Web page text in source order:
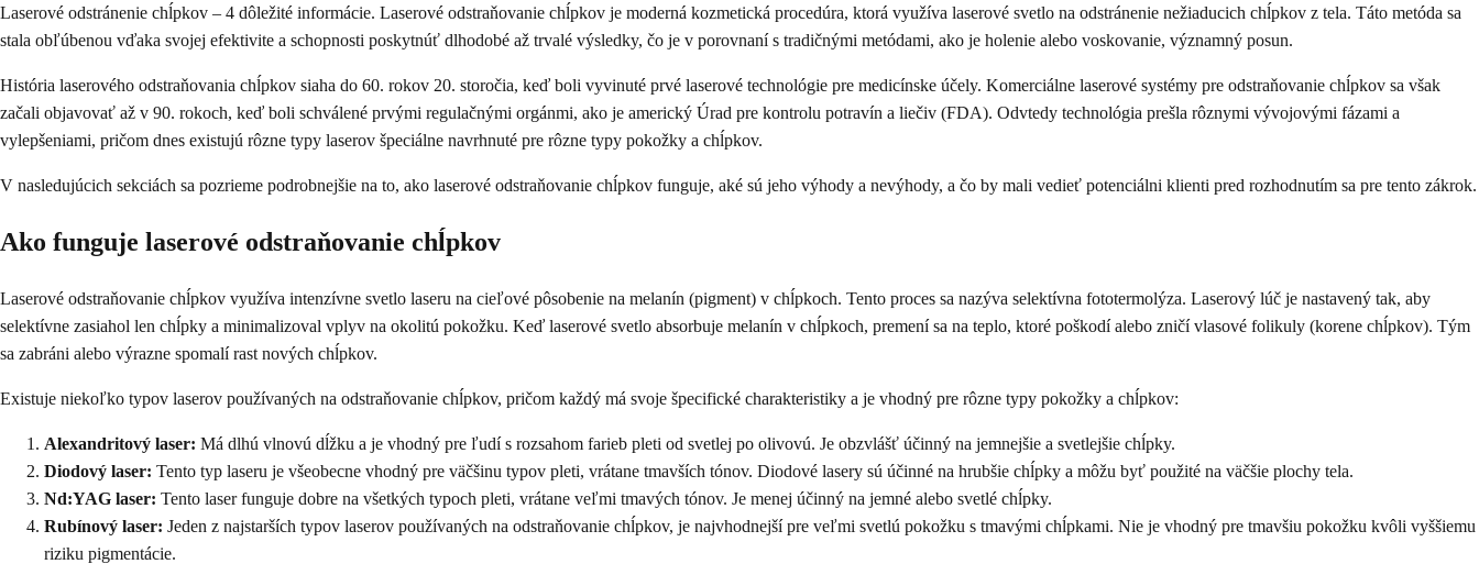
Laserové odstránenie chĺpkov – 4 dôležité informácie. Laserové odstraňovanie chĺpkov je moderná kozmetická procedúra, ktorá využíva laserové svetlo na odstránenie nežiaducich chĺpkov z tela. Táto metóda sa
stala obľúbenou vďaka svojej efektivite a schopnosti poskytnúť dlhodobé až trvalé výsledky, čo je v porovnaní s tradičnými metódami, ako je holenie alebo voskovanie, významný posun.
História laserového odstraňovania chĺpkov siaha do 60. rokov 20. storočia, keď boli vyvinuté prvé laserové technológie pre medicínske účely. Komerciálne laserové systémy pre odstraňovanie chĺpkov sa však
začali objavovať až v 90. rokoch, keď boli schválené prvými regulačnými orgánmi, ako je americký Úrad pre kontrolu potravín a liečiv (FDA). Odvtedy technológia prešla rôznymi vývojovými fázami a
vylepšeniami, pričom dnes existujú rôzne typy laserov špeciálne navrhnuté pre rôzne typy pokožky a chĺpkov.
V nasledujúcich sekciách sa pozrieme podrobnejšie na to, ako laserové odstraňovanie chĺpkov funguje, aké sú jeho výhody a nevýhody, a čo by mali vedieť potenciálni klienti pred rozhodnutím sa pre tento zákrok.
Ako funguje laserové odstraňovanie chĺpkov
Laserové odstraňovanie chĺpkov využíva intenzívne svetlo laseru na cieľové pôsobenie na melanín (pigment) v chĺpkoch. Tento proces sa nazýva selektívna fototermolýza. Laserový lúč je nastavený tak, aby
selektívne zasiahol len chĺpky a minimalizoval vplyv na okolitú pokožku. Keď laserové svetlo absorbuje melanín v chĺpkoch, premení sa na teplo, ktoré poškodí alebo zničí vlasové folikuly (korene chĺpkov). Tým
sa zabráni alebo výrazne spomalí rast nových chĺpkov.
Existuje niekoľko typov laserov používaných na odstraňovanie chĺpkov, pričom každý má svoje špecifické charakteristiky a je vhodný pre rôzne typy pokožky a chĺpkov:
Alexandritový laser: Má dlhú vlnovú dĺžku a je vhodný pre ľudí s rozsahom farieb pleti od svetlej po olivovú. Je obzvlášť účinný na jemnejšie a svetlejšie chĺpky.
Diodový laser: Tento typ laseru je všeobecne vhodný pre väčšinu typov pleti, vrátane tmavších tónov. Diodové lasery sú účinné na hrubšie chĺpky a môžu byť použité na väčšie plochy tela.
Nd:YAG laser: Tento laser funguje dobre na všetkých typoch pleti, vrátane veľmi tmavých tónov. Je menej účinný na jemné alebo svetlé chĺpky.
Rubínový laser: Jeden z najstarších typov laserov používaných na odstraňovanie chĺpkov, je najvhodnejší pre veľmi svetlú pokožku s tmavými chĺpkami. Nie je vhodný pre tmavšiu pokožku kvôli vyššiemu
riziku pigmentácie.